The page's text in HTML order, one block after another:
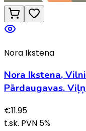
Nora Ikstena
Nora Ikstena,
Pārdaugavas.
€11.95
t.sk. PVN 5%